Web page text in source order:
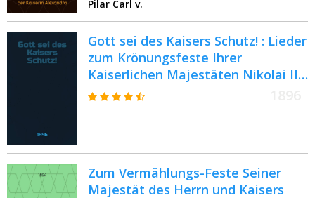
Pilar Carl v.
Gott sei des Kaisers Schutz! : Lieder
zum Krönungsfeste Ihrer
Kaiserlichen Majestäten Nikolai II
Alexandrowitsch und Alexandra
Zum Vermählungs-Feste Seiner
Majestät des Herrn und Kaisers